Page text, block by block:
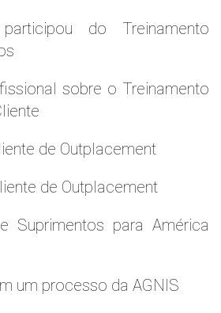
do Treinamento
sobre o Treinamento
de Outplacement
de Outplacement
Suprimentos para América
um processo da AGNIS